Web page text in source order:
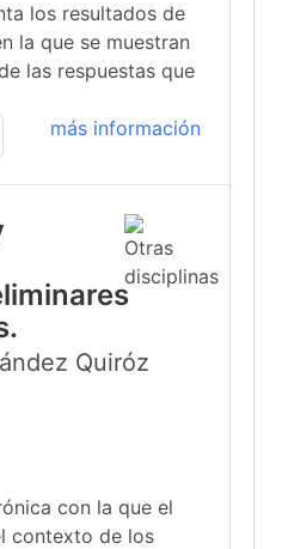
los resultados de
la que se muestran
las respuestas que
más información
Quiróz
con la que el
contexto de los